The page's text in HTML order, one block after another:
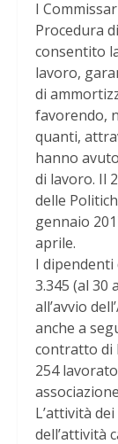
I
Procedura
consentito
lavoro,
di
favorendo,
quanti,
hanno
di lavoro. Il
delle
gennaio
aprile.
I
3.345 (al 30
all’avvio
anche a
contratto di
254
L’attività
dell’attività